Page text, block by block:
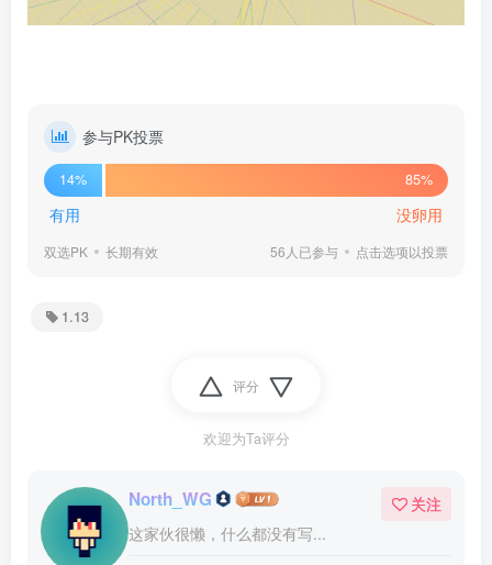
参与PK投票
14%
有用
85%
没卵用
双选PK 长期有效 56人已参与 点击选项以投票
1.13
评分
欢迎为Ta评分
North_WG
这家伙很懒，什么都没有写...
关注